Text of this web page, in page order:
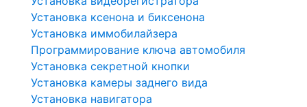
Установка ксенона и биксенона
Установка иммобилайзера
Программирование ключа автомобиля
Установка секретной кнопки
Установка камеры заднего вида
Установка навигатора